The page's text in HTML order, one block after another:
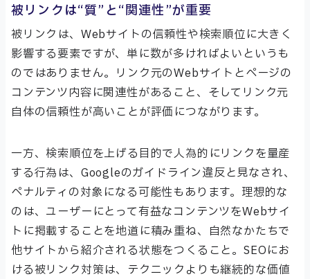
被リンクは“質”と“関連性”が重要
被リンクは、Webサイトの信頼性や検索順位に大きく
影響する要素ですが、単に数が多ければよいというも
のではありません。リンク元のWebサイトとページの
コンテンツ内容に関連性があること、そしてリンク元
自体の信頼性が高いことが評価につながります。
一方、検索順位を上げる目的で人為的にリンクを量産
する行為は、Googleのガイドライン違反と見なされ、
ペナルティの対象になる可能性もあります。理想的な
のは、ユーザーにとって有益なコンテンツをWebサイ
トに掲載することを地道に積み重ね、自然なかたちで
他サイトから紹介される状態をつくること。SEOにお
ける被リンク対策は、テクニックよりも継続的な価値